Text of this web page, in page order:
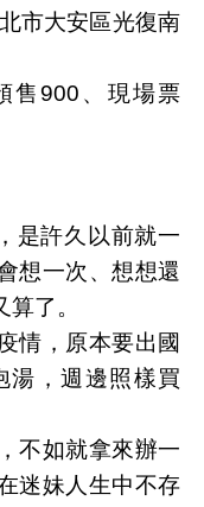
市大安區光復南
售900、現場票
是許久以前就一
想一次、想想還
了。
情，原本要出國
湯，週邊照樣買
不如就拿來辦一
迷妹人生中不存